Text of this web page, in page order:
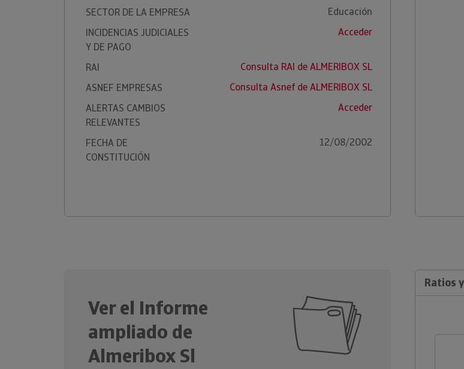
SECTOR DE LA EMPRESA
Educación
INCIDENCIAS JUDICIALES
Y DE PAGO
Acceder
RAI
Consulta RAI de ALMERIBOX SL
ASNEF EMPRESAS
Consulta Asnef de ALMERIBOX SL
ALERTAS CAMBIOS
RELEVANTES
Acceder
FECHA DE
CONSTITUCIÓN
12/08/2002
Ver el Informe
ampliado de
Almeribox Sl
Ratios